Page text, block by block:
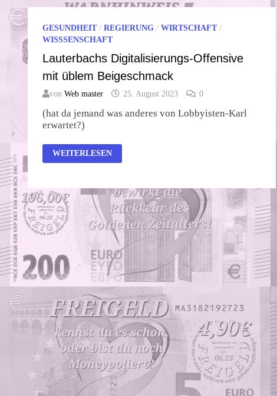
GESUNDHEIT/ REGIERUNG / WIRTSCHAFT/
WISSSENSCHAFT
Lauterbachs Digitalisierungs-Offensive
mit üblem Beigeschmack
von Web master 25. August 2023 0
(hat da jemand was anderes von Lobbyisten-Karl
erwartet?)
LAUTERBACHS
DIGITALISIERUNGS-
BEIGESCHMACK
WEITERLESEN